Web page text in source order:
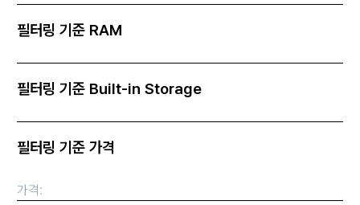
필터링 기준 RAM
필터링 기준 Built-in Storage
필터링 기준 가격
가격: